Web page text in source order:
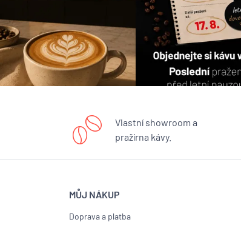
Vlastní showroom a
pražírna kávy.
MŮJ NÁKUP
Doprava a platba